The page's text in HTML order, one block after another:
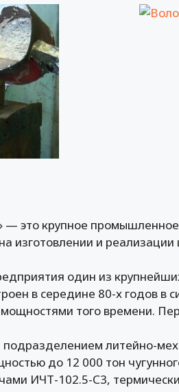
— это крупное
изготовлении и реализации
один из
в середине 80-х годов в
того времени.
литейно-
до 12 000 тон
ИЧТ-102.5-С3,